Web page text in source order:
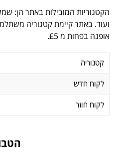
הקטגוריות המובילות באתר הן:
ועוד. באתר קיימת קטגוריה
אופנה בפחות מ £5.
קטגוריה
לקוח חדש
לקוח חוזר